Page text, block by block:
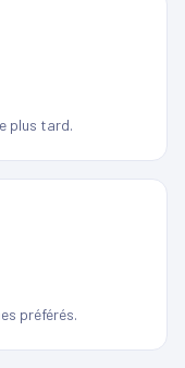
plus tard.
préférés.